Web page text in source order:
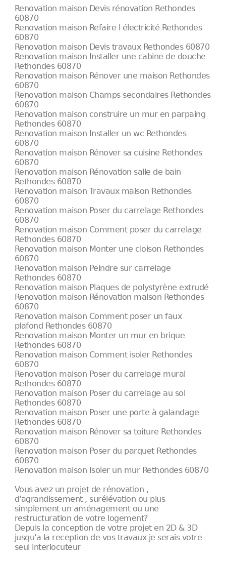
Renovation maison Devis rénovation Rethondes
60870
Renovation maison Refaire l électricité Rethondes
60870
Renovation maison Devis travaux Rethondes 60870
Renovation maison Installer une cabine de douche
Rethondes 60870
Renovation maison Rénover une maison Rethondes
60870
Renovation maison Champs secondaires Rethondes
60870
Renovation maison construire un mur en parpaing
Rethondes 60870
Renovation maison Installer un wc Rethondes
60870
Renovation maison Rénover sa cuisine Rethondes
60870
Renovation maison Rénovation salle de bain
Rethondes 60870
Renovation maison Travaux maison Rethondes
60870
Renovation maison Poser du carrelage Rethondes
60870
Renovation maison Comment poser du carrelage
Rethondes 60870
Renovation maison Monter une cloison Rethondes
60870
Renovation maison Peindre sur carrelage
Rethondes 60870
Renovation maison Plaques de polystyrène extrudé
Renovation maison Rénovation maison Rethondes
60870
Renovation maison Comment poser un faux
plafond Rethondes 60870
Renovation maison Monter un mur en brique
Rethondes 60870
Renovation maison Comment isoler Rethondes
60870
Renovation maison Poser du carrelage mural
Rethondes 60870
Renovation maison Poser du carrelage au sol
Rethondes 60870
Renovation maison Poser une porte à galandage
Rethondes 60870
Renovation maison Rénover sa toiture Rethondes
60870
Renovation maison Poser du parquet Rethondes
60870
Renovation maison Isoler un mur Rethondes 60870
Vous avez un projet de rénovation ,
d'agrandissement , surélévation ou plus
simplement un aménagement ou une
restructuration de votre logement?
Depuis la conception de votre projet en 2D & 3D
jusqu'a la reception de vos travaux je serais votre
seul interlocuteur